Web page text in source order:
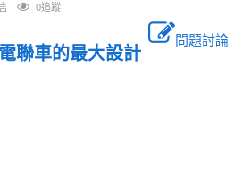
0追蹤
問題討論
聯車的最大設計